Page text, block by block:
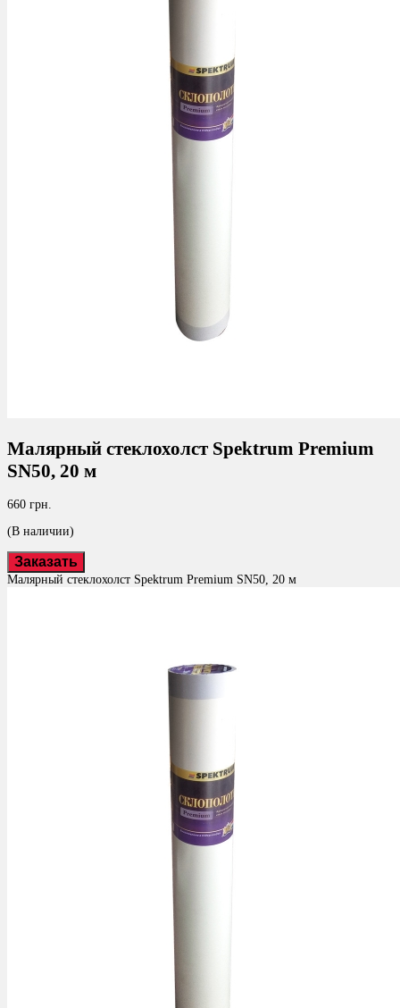
Малярный стеклохолст Spektrum Premium
SN50, 20 м
660 грн.
(В наличии)
Заказать
Малярный стеклохолст Spektrum Premium SN50, 20 м